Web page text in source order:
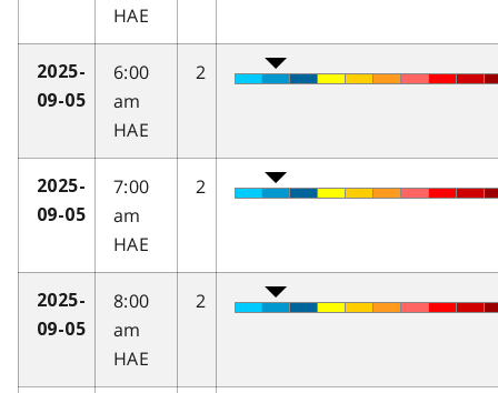
HAE
2025-
09-05
6:00
am
HAE
2
2025-
09-05
7:00
am
HAE
2
2025-
09-05
8:00
am
HAE
2